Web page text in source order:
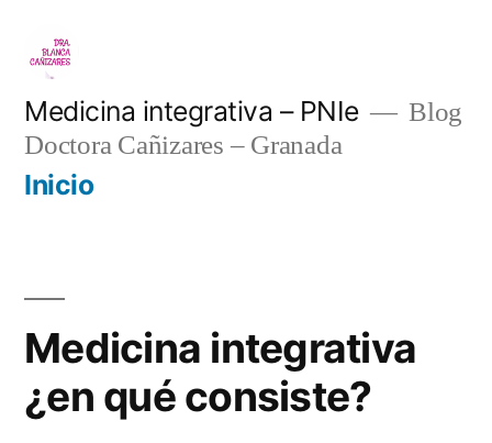
contenido
Medicina integrativa – PNIe
Blog
Doctora Cañizares – Granada
Inicio
Medicina integrativa
¿en qué consiste?